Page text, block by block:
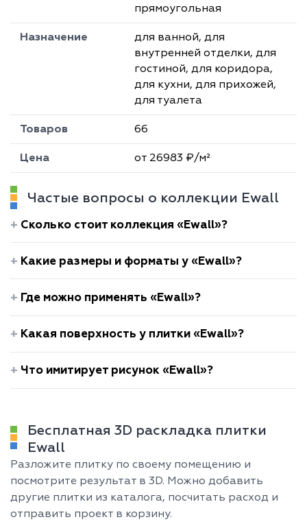
прямоугольная
Назначение
для ванной, для
внутренней отделки, для
гостиной, для коридора,
для кухни, для прихожей,
для туалета
Товаров 66
Цена от 26983 ₽/м²
Частые вопросы о коллекции Ewall
Сколько стоит коллекция «Ewall»?
Какие размеры и форматы у «Ewall»?
Где можно применять «Ewall»?
Какая поверхность у плитки «Ewall»?
Что имитирует рисунок «Ewall»?
Бесплатная 3D раскладка плитки
Ewall
Разложите плитку по своему помещению и
посмотрите результат в 3D. Можно добавить
другие плитки из каталога, посчитать расход и
отправить проект в корзину.